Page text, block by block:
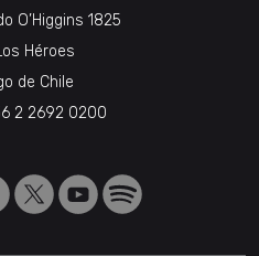
O’Higgins 1825
Héroes
de Chile
2 2692 0200